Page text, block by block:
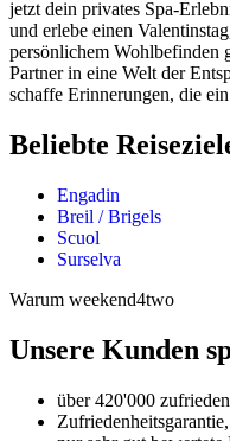
jetzt dein privates Spa-
und erlebe einen
persönlichem Wohlbefinden
Partner in eine Welt der
schaffe Erinnerungen, die
Beliebte
Engadin
Breil / Brigels
Scuol
Surselva
Warum weekend4two
Unsere Kunden
über 420'000